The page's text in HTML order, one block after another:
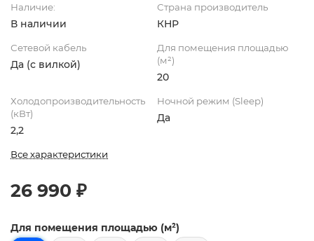
Наличие:
В наличии
Страна производитель
КНР
Сетевой кабель
Да (с вилкой)
Для помещения площадью
(м²)
20
Холодопроизводительность
(кВт)
2,2
Ночной режим (Sleep)
Да
Все характеристики
26 990 ₽
Для помещения площадью (м²)